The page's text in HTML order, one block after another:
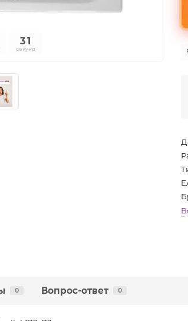
30
секунд
0 Вопрос-ответ 0